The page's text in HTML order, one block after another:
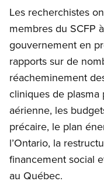
Les recherchistes
membres du SCFP
gouvernement en
rapports sur de
réacheminement
cliniques de plasma
aérienne, les
précaire, le plan
l’Ontario, la
financement social
au Québec.